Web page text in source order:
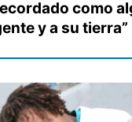
como
y a su tierra”